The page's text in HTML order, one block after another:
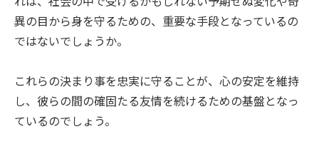
異の目から身を守るための、重要な手段となっているの
ではないでしょうか。
これらの決まり事を忠実に守ることが、心の安定を維持
し、彼らの間の確固たる友情を続けるための基盤となっ
ているのでしょう。